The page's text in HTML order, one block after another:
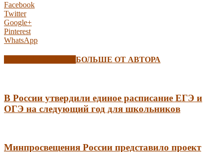
Facebook
Twitter
Google+
Pinterest
WhatsApp
БОЛЬШЕ ОТ АВТОРА
В России утвердили единое расписание ЕГЭ и
ОГЭ на следующий год для школьников
Минпросвещения России представило проект